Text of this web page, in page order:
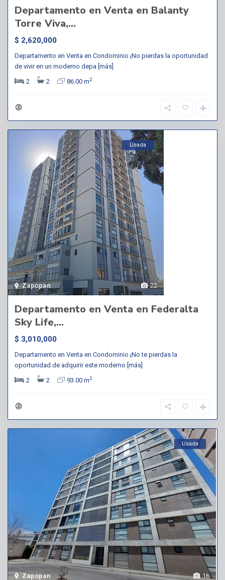
Departamento en Venta en Balanty
Torre Viva,...
$ 2,620,000
Departamento en Venta en Condominio ¡No pierdas la oportunidad
de vivir en un moderno depa [más]
2
2 86.00 m2
22
Zapopan
Usada
Departamento en Venta en Federalta
Sky Life,...
$ 3,010,000
Departamento en Venta en Condominio ¡No te pierdas la
oportunidad de adquirir este moderno [más]
2
2 93.00 m2
16
Zapopan
Usada